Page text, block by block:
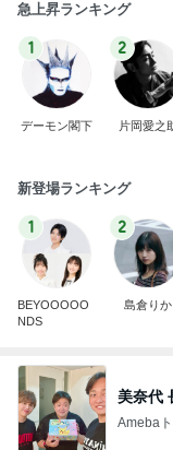
急上昇ランキング
1
デーモン閣下
2
片岡愛之
新登場ランキング
1
BEYOOOOO
NDS
2
島倉りか
美奈代
Ameba